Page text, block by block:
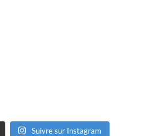
Suivre sur Instagram